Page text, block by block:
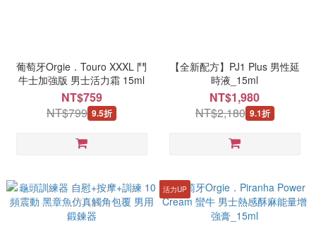
葡萄牙Orgie．Touro XXXL 鬥
牛士加強版 男士活力霜 15ml
NT$759
NT$799 9.5折
【全新配方】PJ1 Plus 男性延
時液_15ml
NT$1,980
NT$2,180 9.1折
活力UP